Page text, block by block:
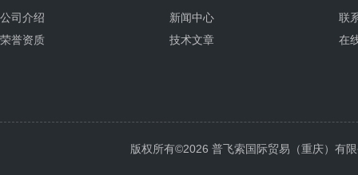
公司介绍
荣誉资质
新闻中心
技术文章
联
在
版权所有©2026 普飞索国际贸易（重庆）有